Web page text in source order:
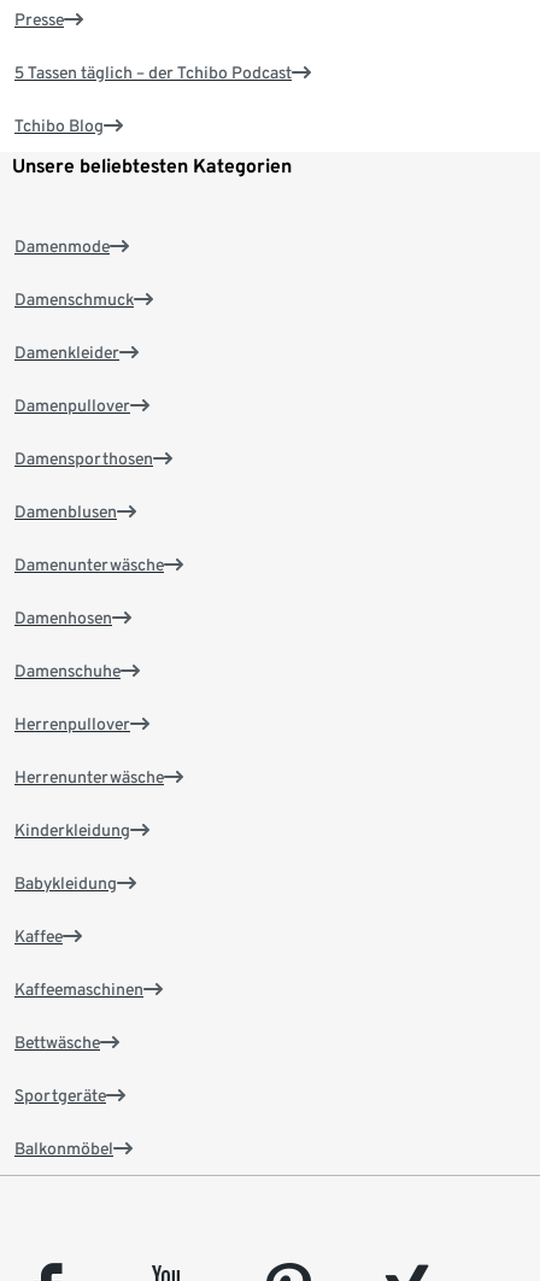
Presse
5 Tassen täglich – der Tchibo Podcast
Tchibo Blog
Unsere beliebtesten Kategorien
Damenmode
Damenschmuck
Damenkleider
Damenpullover
Damensporthosen
Damenblusen
Damenunterwäsche
Damenhosen
Damenschuhe
Herrenpullover
Herrenunterwäsche
Kinderkleidung
Babykleidung
Kaffee
Kaffeemaschinen
Bettwäsche
Sportgeräte
Balkonmöbel